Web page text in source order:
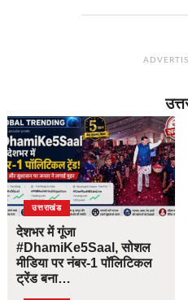
उत्तराखंड
देशभर में गूंजा
#DhamiKe5Saal, सोशल
मीडिया पर नंबर-1 पॉलिटिकल
ट्रेंड बना…